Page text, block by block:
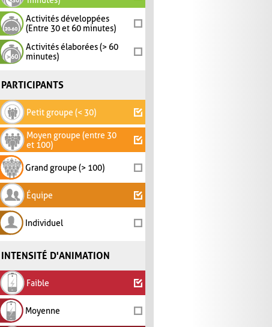
Activités développées
(Entre 30 et 60 minutes)
Activités élaborées (> 60
minutes)
PARTICIPANTS
Petit groupe (< 30)
Moyen groupe (entre 30
et 100)
Grand groupe (> 100)
Équipe
Individuel
INTENSITÉ D'ANIMATION
Faible
Moyenne